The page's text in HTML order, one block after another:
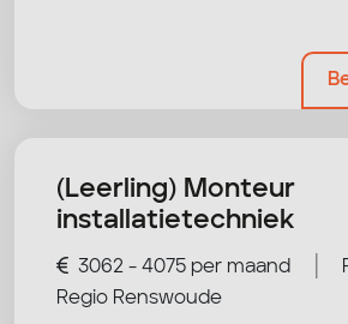
(Leerling) Monteur
installatietechniek
3062 - 4075 per maand
Regio Renswoude